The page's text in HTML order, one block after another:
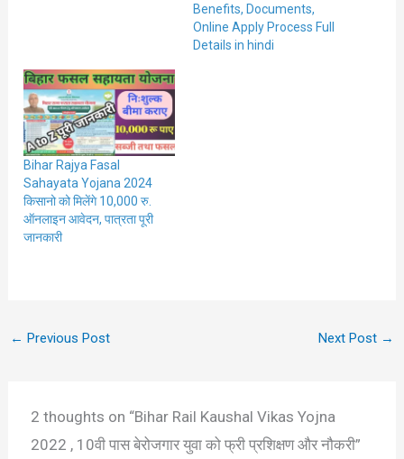
Benefits, Documents,
Online Apply Process Full
Details in hindi
Bihar Rajya Fasal
Sahayata Yojana 2024
किसानो को मिलेंगे 10,000 रु.
ऑनलाइन आवेदन, पात्रता पूरी
जानकारी
← Previous Post Next Post →
2 thoughts on “Bihar Rail Kaushal Vikas Yojna
2022 , 10वी पास बेरोजगार युवा को फ्री प्रशिक्षण और नौकरी”